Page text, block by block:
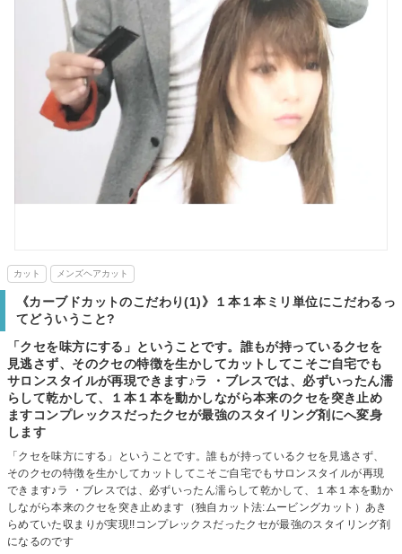
カット メンズヘアカット
《カーブドカットのこだわり(1)》１本１本ミリ単位にこだわるっ
てどういうこと?
「クセを味方にする」ということです。誰もが持っているクセを
見逃さず、そのクセの特徴を生かしてカットしてこそご自宅でも
サロンスタイルが再現できます♪ラ ・ブレスでは、必ずいったん濡
らして乾かして、１本１本を動かしながら本来のクセを突き止め
ますコンプレックスだったクセが最強のスタイリング剤にへ変身
します
「クセを味方にする」ということです。誰もが持っているクセを見逃さず、
そのクセの特徴を生かしてカットしてこそご自宅でもサロンスタイルが再現
できます♪ラ ・ブレスでは、必ずいったん濡らして乾かして、１本１本を動か
しながら本来のクセを突き止めます（独自カット法:ムービングカット）あき
らめていた収まりが実現!!コンプレックスだったクセが最強のスタイリング剤
になるのです